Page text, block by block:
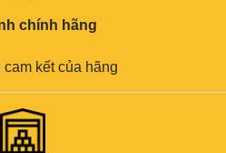
chính hãng
kết của hãng